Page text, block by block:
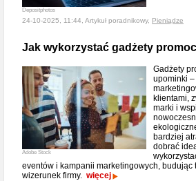
Depositphotos
24-10-2025, 11:44, Artykuł poradnikowy, Pieniądze
Jak wykorzystać gadżety
Adobe Stock
Gadżety
upominki
klientami,
marki i
bardziej
dobrać
eventów i kampanii marketingowych, budując
wizerunek firmy. więcej